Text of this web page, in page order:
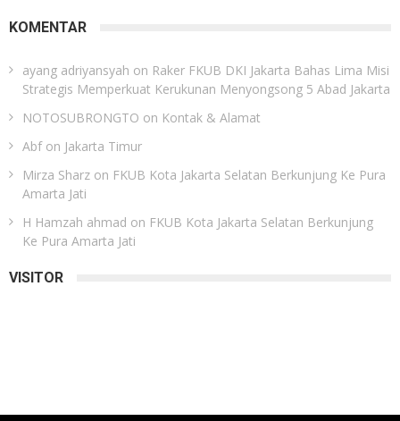
KOMENTAR
ayang adriyansyah on Raker FKUB DKI Jakarta Bahas Lima Misi
Strategis Memperkuat Kerukunan Menyongsong 5 Abad Jakarta
NOTOSUBRONGTO on Kontak & Alamat
Abfon Jakarta Timur
Mirza Sharz on FKUB Kota Jakarta Selatan Berkunjung Ke Pura
Amarta Jati
H Hamzah ahmad on FKUB Kota Jakarta Selatan Berkunjung
Ke Pura Amarta Jati
VISITOR